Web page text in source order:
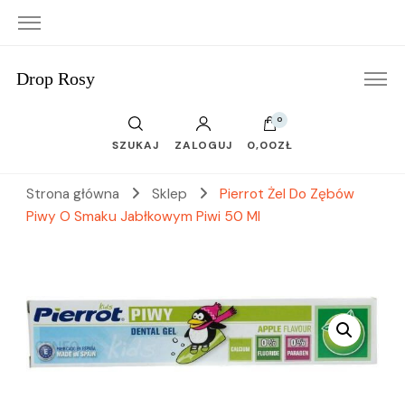
Drop Rosy
SZUKAJ ZALOGUJ
0
0,00ZŁ
Strona główna Sklep
Pierrot Żel Do Zębów
Piwy O Smaku Jabłkowym Piwi 50 Ml